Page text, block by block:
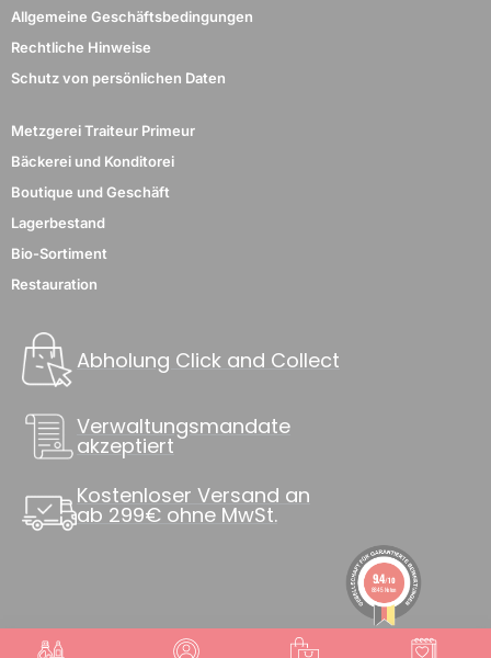
Allgemeine Geschäftsbedingungen
Rechtliche Hinweise
Schutz von persönlichen Daten
Metzgerei Traiteur Primeur
Bäckerei und Konditorei
Boutique und Geschäft
Lagerbestand
Bio-Sortiment
Restauration
Abholung Click and Collect
Verwaltungsmandate
akzeptiert
Kostenloser Versand an
ab 299€ ohne MwSt.
9.4/10
8845 Noten